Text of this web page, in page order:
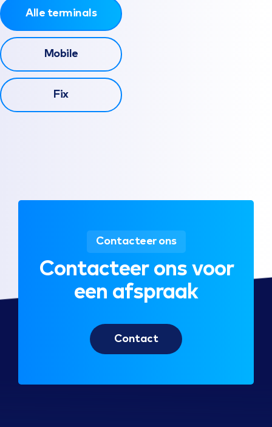
Alle terminals
Mobile
Fix
Contacteer ons
Contacteer ons voor
een afspraak
Contact